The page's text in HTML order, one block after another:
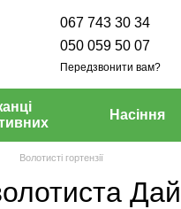
067 743 30 34
050 059 50 07
Передзвонити вам?
Насіння
Волотисті гортензії